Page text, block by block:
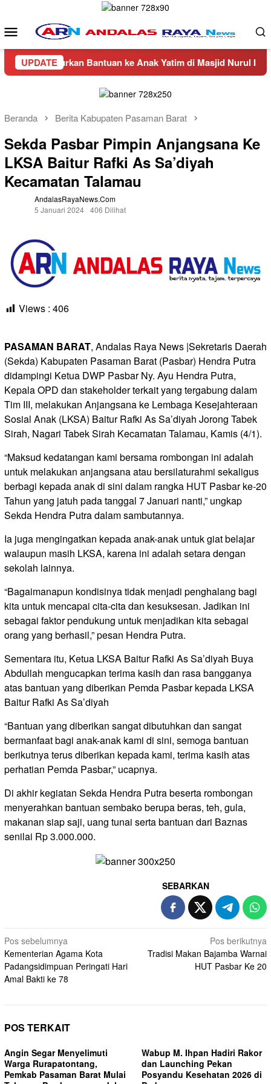
konten
Menu
Mobile
UPDATE
Salurkan Bantuan ke Anak Yatim di Masjid Nurul Iman Air
Beranda Berita Kabupaten Pasaman Barat
Sekda Pasbar Pimpin Anjangsana Ke
LKSA Baitur Rafki As Sa’diyah
Kecamatan Talamau
AndalasRayaNews.com
5 Januari 2024 406 Dilihat
Views : 406
PASAMAN BARAT, Andalas Raya News |Sekretaris Daerah
(Sekda) Kabupaten Pasaman Barat (Pasbar) Hendra Putra
didampingi Ketua DWP Pasbar Ny. Ayu Hendra Putra,
Kepala OPD dan stakeholder terkait yang tergabung dalam
Tim III, melakukan Anjangsana ke Lembaga Kesejahteraan
Sosial Anak (LKSA) Baitur Rafki As Sa’diyah Jorong Tabek
Sirah, Nagari Tabek Sirah Kecamatan Talamau, Kamis (4/1).
“Maksud kedatangan kami bersama rombongan ini adalah
untuk melakukan anjangsana atau bersilaturahmi sekaligus
berbagi kepada anak di sini dalam rangka HUT Pasbar ke-20
Tahun yang jatuh pada tanggal 7 Januari nanti,” ungkap
Sekda Hendra Putra dalam sambutannya.
Ia juga mengingatkan kepada anak-anak untuk giat belajar
walaupun masih LKSA, karena ini adalah setara dengan
sekolah lainnya.
“Bagaimanapun kondisinya tidak menjadi penghalang bagi
kita untuk mencapai cita-cita dan kesuksesan. Jadikan ini
sebagai faktor pendukung untuk menjadikan kita sebagai
orang yang berhasil,” pesan Hendra Putra.
Sementara itu, Ketua LKSA Baitur Rafki As Sa’diyah Buya
Abdullah mengucapkan terima kasih dan rasa bangganya
atas bantuan yang diberikan Pemda Pasbar kepada LKSA
Baitur Rafki As Sa’diyah
“Bantuan yang diberikan sangat dibutuhkan dan sangat
bermanfaat bagi anak-anak kami di sini, semoga bantuan
berikutnya terus diberikan kepada kami, terima kasih atas
perhatian Pemda Pasbar,” ucapnya.
Di akhir kegiatan Sekda Hendra Putra beserta rombongan
menyerahkan bantuan sembako berupa beras, teh, gula,
makanan siap saji, uang tunai serta bantuan dari Baznas
senilai Rp 3.000.000.
SEBARKAN
Navigasi
pos
Pos sebelumnya
Kementerian Agama Kota
Padangsidimpuan Peringati Hari
Amal Bakti ke 78
Pos berikutnya
Tradisi Makan Bajamba Warnai
HUT Pasbar Ke 20
POS TERKAIT
Angin Segar Menyelimuti
Warga Rurapatontang,
Pemkab Pasaman Barat Mulai
Wabup M. Ihpan Hadiri Rakor
dan Launching Pekan
Posyandu Kesehatan 2026 di